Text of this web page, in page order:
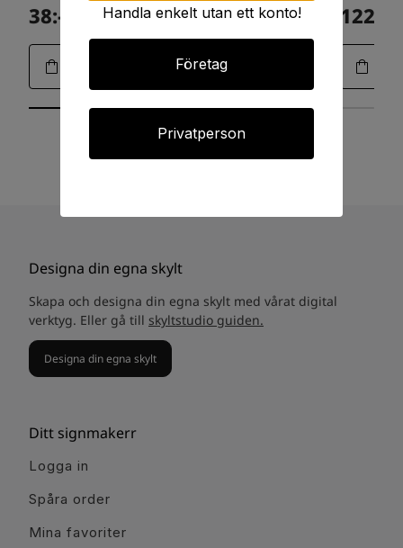
38:- Art.15-0108 1225:-
Designa din egna skylt
Skapa och designa din egna skylt med vårat digital
verktyg. Eller gå till skyltstudio guiden.
Designa din egna skylt
Ditt signmakerr
Logga in
Spåra order
Mina favoriter
Handla enkelt utan ett konto!
Företag
Privatperson